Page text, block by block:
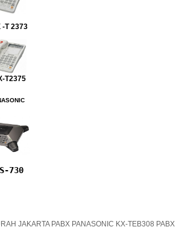
T 2373
730
JAKARTA PABX PANASONIC KX-TEB308